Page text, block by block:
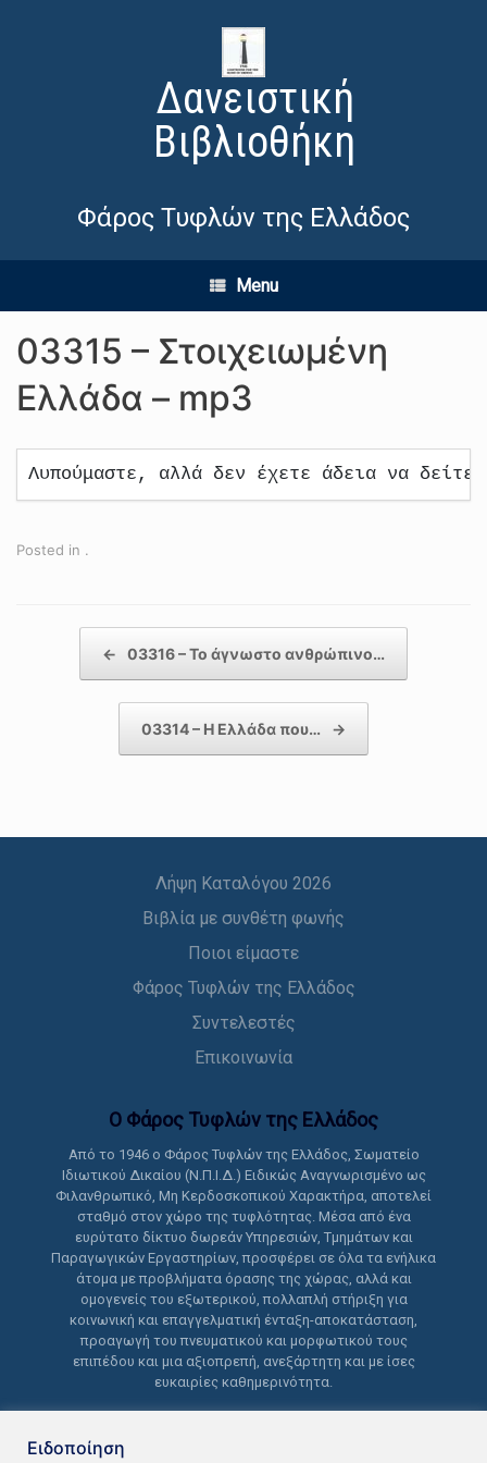
Δανειστική
Βιβλιοθήκη
Φάρος Τυφλών της Ελλάδος
Menu
03315 – Στοιχειωμένη
Ελλάδα – mp3
Λυπούμαστε, αλλά δεν έχετε άδεια να δείτε
Posted in .
← 03316 – Το άγνωστο ανθρώπινο…
03314 – Η Ελλάδα που… →
Λήψη Καταλόγου 2026
Βιβλία με συνθέτη φωνής
Ποιοι είμαστε
Φάρος Τυφλών της Ελλάδος
Συντελεστές
Επικοινωνία
Ο Φάρος Τυφλών της Ελλάδoς
Από το 1946 ο Φάρος Τυφλών της Ελλάδος, Σωματείο
Ιδιωτικού Δικαίου (Ν.Π.Ι.Δ.) Ειδικώς Αναγνωρισμένο ως
Φιλανθρωπικό, Μη Κερδοσκοπικού Χαρακτήρα, αποτελεί
σταθμό στον χώρο της τυφλότητας. Μέσα από ένα
ευρύτατο δίκτυο δωρεάν Υπηρεσιών, Τμημάτων και
Παραγωγικών Εργαστηρίων, προσφέρει σε όλα τα ενήλικα
άτομα με προβλήματα όρασης της χώρας, αλλά και
ομογενείς του εξωτερικού, πολλαπλή στήριξη για
κοινωνική και επαγγελματική ένταξη-αποκατάσταση,
προαγωγή του πνευματικού και μορφωτικού τους
επιπέδου και μια αξιοπρεπή, ανεξάρτητη και με ίσες
ευκαιρίες καθημερινότητα.
Ειδοποίηση